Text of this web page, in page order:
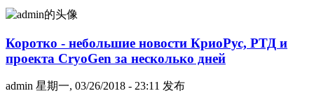
Коротко - небольшие новости КриоРус, РТД и
проекта CryoGen за несколько дней
admin 星期一, 03/26/2018 - 23:11 发布